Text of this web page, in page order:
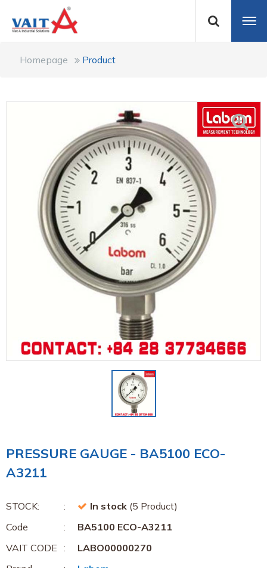
Homepage Product
PRESSURE GAUGE - BA5100 ECO-
A3211
STOCK: In stock (5 Product)
Code
BA5100 ECO-A3211
VAIT CODE
LABO00000270